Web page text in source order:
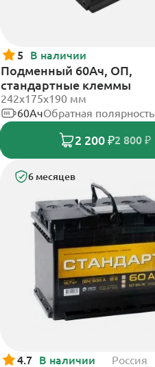
5 В наличии
Подменный 60Ач, ОП,
стандартные клеммы
242х175х190 мм
60АчОбратная полярность
2 200 ₽2 800 ₽
6 месяцев
4.7 В наличии Россия